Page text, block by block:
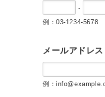
-
例：03-1234-5678
メールアドレス
例：